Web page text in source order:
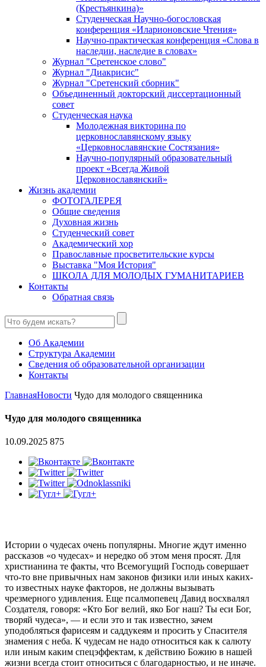
(Крестьянкина)»
Студенческая Научно-богословская
конференция «Иларионовские Чтения»
Научно-практическая конференция «Cлова в
наследии, наследие в словах»
Журнал "Сретенское слово"
Журнал "Диакрисис"
Журнал "Сретенский сборник"
Объединенный докторский диссертационный
совет
Студенческая наука
Молодежная викторина по
церковнославянскому языку
«Церковнославянские Состязания»
Научно-популярный образовательный
проект «Всегда Живой
Церковнославянский»
Жизнь академии
ФОТОГАЛЕРЕЯ
Общие сведения
Духовная жизнь
Студенческий совет
Академический хор
Православные просветительские курсы
Выставка "Моя История"
ШКОЛА ДЛЯ МОЛОДЫХ ГУМАНИТАРИЕВ
Контакты
Обратная связь
Об Академии
Структура Академии
Сведения об образовательной организации
Контакты
ГлавнаяНовости Чудо для молодого священника
Чудо для молодого священника
10.09.2025 875
Истории о чудесах очень популярны. Многие ждут именно
рассказов «о чудесах» и нередко об этом меня просят. Для
христианина те факты, что Всемогущий Господь совершает
что-то вне привычных нам законов физики или иных каких-
то известных науке факторов, не должны вызывать
чрезмерного удивления. Еще псалмопевец Давид восхвалял
Создателя, говоря: «Кто Бог велий, яко Бог наш? Ты еси Бог,
творяй чудеса», — и если это и так известно, зачем
уподобляться фарисеям и саддукеям и просить у Спасителя
знамения с неба. К чудесам не надо относиться как к салюту
или иным каким спецэффектам, к действию Божию в нашей
жизни всегда стоит относиться с благодарностью, и не иначе.